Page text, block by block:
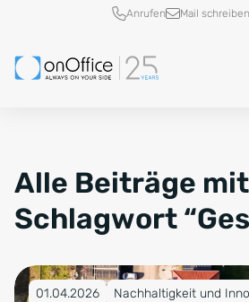
Schnellzugriff
Anrufen Mail schreiben
Alle Beiträge
Schlagwort
Veröffentlicht am 01.04.2026
01.04.2026 Nachhaltigkeit und